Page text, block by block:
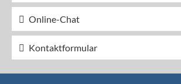
Online-Chat
Kontaktformular